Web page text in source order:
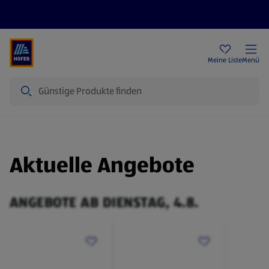
Meine ListeMenü
Aktuelle Angebote
ANGEBOTE AB DIENSTAG, 4.8.